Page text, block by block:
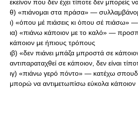
εκείνον που δεν έχει τίποτε δεν μπορείς
θ) «πιάνομαι στα πράσα» —
ι) «όπου μέ πιάσεις κι ὁπου σέ πιάσω»
ια) «πιάνω κάποιον με το καλό» —
κάποιον με ήπιους τρόπους
ιβ) «δεν πιάνει μπάζα μπροστά σε
αντιπαραταχθεί σε κάποιον, δεν είναι
ιγ) «πιάνω γερό πόντο» — κατέχω
μπορώ να αντιμετωπίσω εύκολα κάποιον